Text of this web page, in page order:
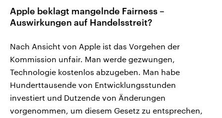
Apple beklagt mangelnde Fairness –
Auswirkungen auf Handelsstreit?
Nach Ansicht von Apple ist das Vorgehen der
Kommission unfair. Man werde gezwungen,
Technologie kostenlos abzugeben. Man habe
Hunderttausende von Entwicklungsstunden
investiert und Dutzende von Änderungen
vorgenommen, um diesem Gesetz zu entsprechen,